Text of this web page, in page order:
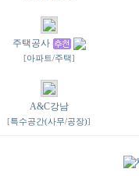
주택공사
[아파트/주택]
A&C강남
[특수공간(사무/공장)]